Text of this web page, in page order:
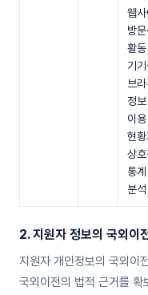
웹
방문·
활
기기·
브
정
이용
현
상
통계
분석
2. 지원자 정보의 국외이
지원자 개인정보의 국외이
국외이전의 법적 근거를